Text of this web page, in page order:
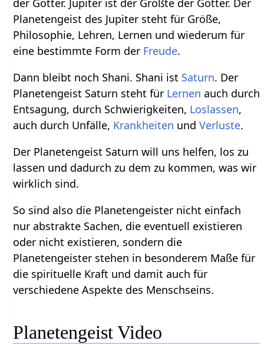
der Götter. Jupiter ist der Größte der Götter. Der
Planetengeist des Jupiter steht für Größe,
Philosophie, Lehren, Lernen und wiederum für
eine bestimmte Form der Freude.
Dann bleibt noch Shani. Shani ist Saturn. Der
Planetengeist Saturn steht für Lernen auch durch
Entsagung, durch Schwierigkeiten, Loslassen,
auch durch Unfälle, Krankheiten undVerluste.
Der Planetengeist Saturn will uns helfen, los zu
lassen und dadurch zu dem zu kommen, was wir
wirklich sind.
So sind also die Planetengeister nicht einfach
nur abstrakte Sachen, die eventuell existieren
oder nicht existieren, sondern die
Planetengeister stehen in besonderem Maße für
die spirituelle Kraft und damit auch für
verschiedene Aspekte des Menschseins.
Planetengeist Video